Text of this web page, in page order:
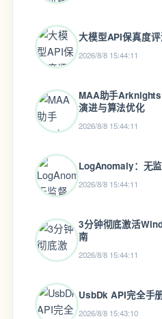
大模型API保真度
2026/8/8 15:44:11
MAA助手
演进与算法优化
2026/8/8 15:44:11
LogAnomaly：无
2026/8/8 15:44:11
3分钟彻底激活
南
2026/8/8 15:44:11
UsbDk API完全手
2026/8/8 15:43:10